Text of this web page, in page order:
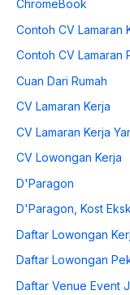
ChromeBook
Contoh CV Lamaran
Contoh CV Lamaran
Cuan Dari Rumah
CV Lamaran Kerja
CV Lamaran Kerja
CV Lowongan Kerja
D'Paragon
D'Paragon, Kost
Daftar Lowongan
Daftar Lowongan
Daftar Venue Event